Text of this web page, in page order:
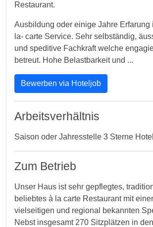
Restaurant.
Ausbildung oder einige Jahre Erfarung
la- carte Service. Sehr selbständig,
und speditive Fachkraft welche
betreut. Hohe Belastbarkeit und ...
Bewerben via Hoteljob
Arbeitsverhältnis
Saison oder Jahresstelle 3 Sterne
Zum Betrieb
Unser Haus ist sehr gepflegtes,
beliebtes à la carte Restaurant mit
vielseitigen und regional bekannten
Nebst insgesamt 270 Sitzplätzen in